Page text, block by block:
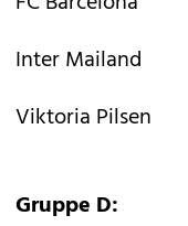
Inter Mailand
Viktoria Pilsen
Gruppe D: